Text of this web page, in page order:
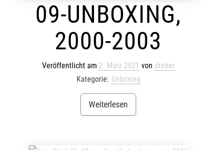
09-UNBOXING,
2000-2003
Veröffentlicht am 2. März 2021 von dreher
Kategorie: Unboxing
Weiterlesen